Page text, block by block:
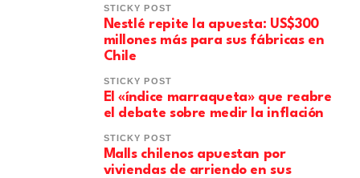
STICKY POST
Nestlé repite la apuesta: US$300
millones más para sus fábricas en
Chile
STICKY POST
El «índice marraqueta» que reabre
el debate sobre medir la inflación
STICKY POST
Malls chilenos apuestan por
viviendas de arriendo en sus